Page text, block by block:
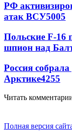
РФ
атак ВСУ5005
Польские F-16
шпион над
Россия
Арктике4255
Читать
Полная версия